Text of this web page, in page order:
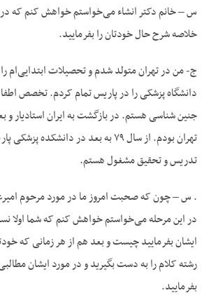
س – خانم دکتر انشاء می‌خواستم خواهش کنم که در
خلاصه شرح حال خودتان را بفرمایید.
ج- من در تهران متولد شدم و تحصیلات ابتدایی‌ام
دانشگاه پزشکی را در پاریس تمام کردم. تخصص
جنین شناسی هستم. در بازگشت به ایران استادیار و
تهران بودم. از سال ۷۹ به بعد در دانشکده
تدریس و تحقیق مشغول هستم.
. س – چون که صحبت امروز ما در مورد مرحوم
در این مرحله می‌خواستم خواهش کنم که شما اولا
ایشان بفرمایید چیست و بعد هم از هر زمانی که
رشته کلام را به دست بگیرید و در مورد ایشان
بفرمایید.